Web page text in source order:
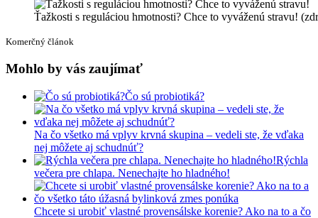
Ťažkosti s reguláciou hmotnosti? Chce to vyváženú stravu!
Komerčný článok
Mohlo by vás zaujímať
Čo sú probiotiká?
Na čo všetko má vplyv krvná skupina – vedeli ste, že vďaka
nej môžete aj schudnúť?
Rýchla
večera pre chlapa. Nenechajte ho hladného!
Chcete si urobiť vlastné provensálske korenie? Ako na to a čo